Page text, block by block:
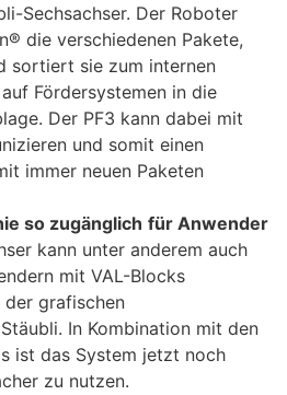
Sechsachser. Der Roboter
die verschiedenen Pakete,
sortiert sie zum internen
Fördersystemen in die
Der PF3 kann dabei mit
und somit einen
immer neuen Paketen
so zugänglich für Anwender
kann unter anderem auch
mit VAL-Blocks
grafischen
In Kombination mit den
ist das System jetzt noch
zu nutzen.